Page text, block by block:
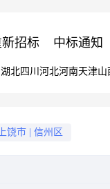
新招标 中标通知
湖北四川 河北河南天津山
上饶市 信州区